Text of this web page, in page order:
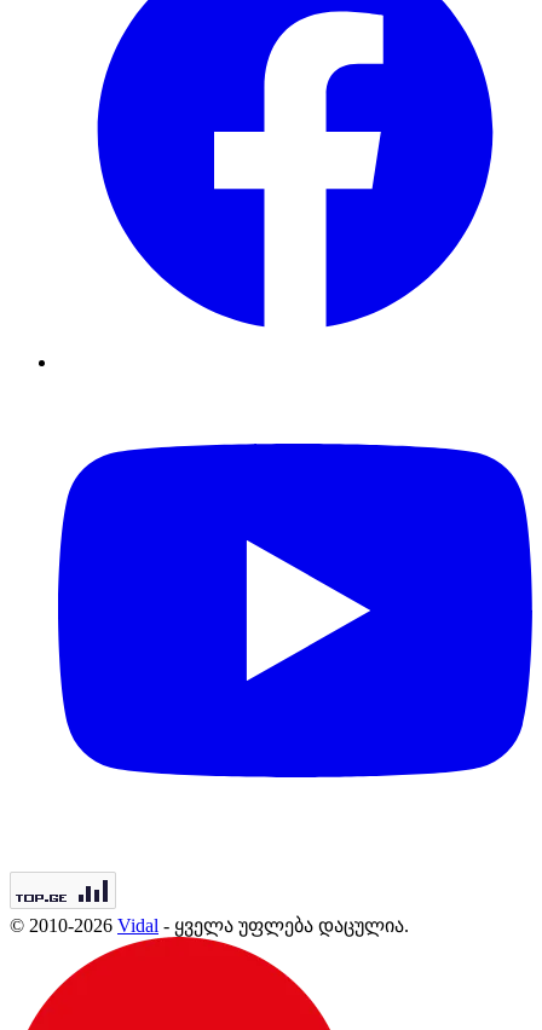
© 2010-2026 Vidal - ყველა უფლება დაცულია.